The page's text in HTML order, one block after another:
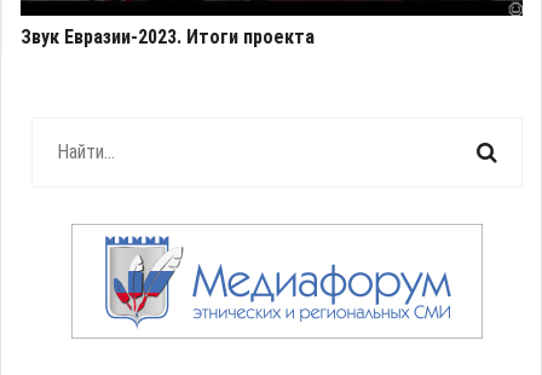
Звук Евразии-2023. Итоги проекта